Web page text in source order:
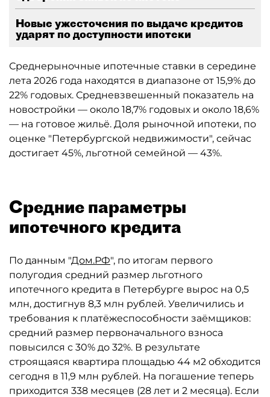
Новые ужесточения по выдаче кредитов
ударят по доступности ипотеки
Среднерыночные ипотечные ставки в середине
лета 2026 года находятся в диапазоне от 15,9% до
22% годовых. Средневзвешенный показатель на
новостройки — около 18,7% годовых и около 18,6%
— на готовое жильё. Доля рыночной ипотеки, по
оценке "Петербургской недвижимости", сейчас
достигает 45%, льготной семейной — 43%.
Средние параметры
ипотечного кредита
По данным "Дом.РФ", по итогам первого
полугодия средний размер льготного
ипотечного кредита в Петербурге вырос на 0,5
млн, достигнув 8,3 млн рублей. Увеличились и
требования к платёжеспособности заёмщиков:
средний размер первоначального взноса
повысился с 30% до 32%. В результате
строящаяся квартира площадью 44 м2 обходится
сегодня в 11,9 млн рублей. На погашение теперь
приходится 338 месяцев (28 лет и 2 месяца). Если